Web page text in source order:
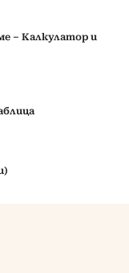
– Калкулатор и